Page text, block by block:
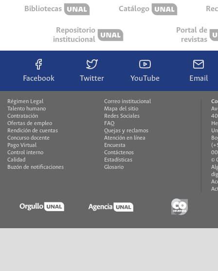
Bibliotecas Catálogo
Repositorio
institucional
Portal de
revistas
Facebook Twitter YouTube Email
Régimen Legal
Talento humano
Contratación
Ofertas de empleo
Rendición de cuentas
Concurso docente
Pago Virtual
Control interno
Calidad
Buzón de notificaciones
Correo institucional
Mapa del sitio
Redes Sociales
FAQ
Quejas y reclamos
Atención en línea
Encuesta
Contáctenos
Estadísticas
Glosario
©